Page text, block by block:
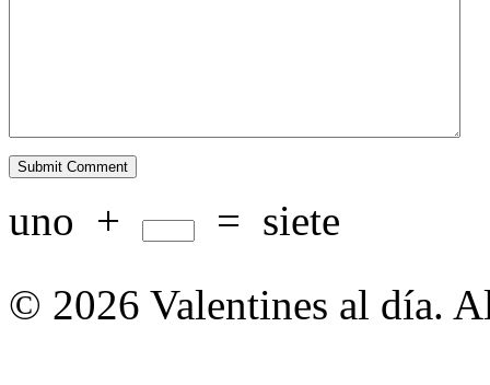
uno + = siete
© 2026 Valentines al día.